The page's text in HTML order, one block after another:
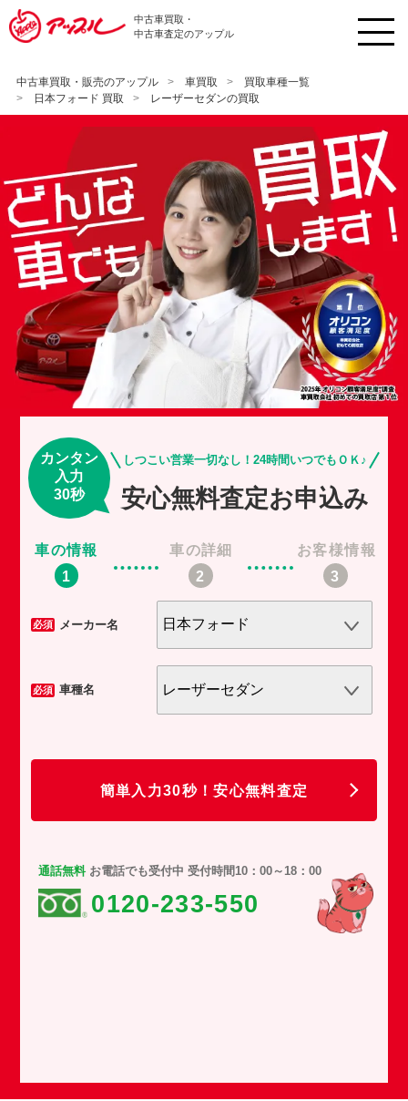
中古車買取・
中古車査定のアップル
中古車買取・販売のアップル 車買取
買取車種一覧
日本フォード 買取
レーザーセダンの買取
カンタン
入力
30秒
しつこい営業一切なし！24時間いつでもＯＫ♪
安心無料査定お申込み
車の情報 車の詳細 お客様情報
必須 メーカー名
必須 車種名
簡単入力30秒！安心無料査定
通話無料お電話でも受付中 受付時間10：00～18：00
0120-233-550